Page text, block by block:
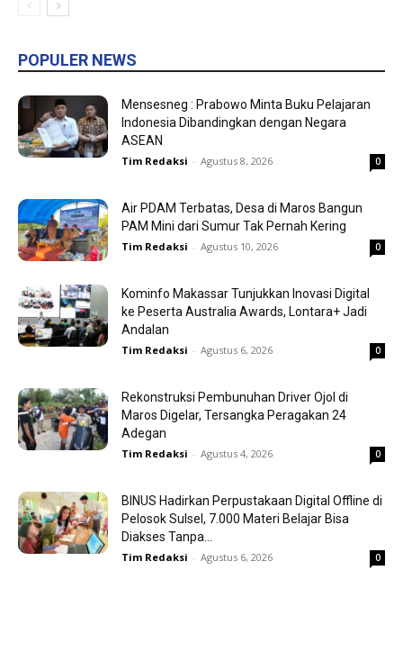
POPULER NEWS
Mensesneg : Prabowo Minta Buku Pelajaran
Indonesia Dibandingkan dengan Negara
ASEAN
Tim Redaksi - Agustus 8, 2026 0
Air PDAM Terbatas, Desa di Maros Bangun
PAM Mini dari Sumur Tak Pernah Kering
Tim Redaksi - Agustus 10, 2026 0
Kominfo Makassar Tunjukkan Inovasi Digital
ke Peserta Australia Awards, Lontara+ Jadi
Andalan
Tim Redaksi - Agustus 6, 2026 0
Rekonstruksi Pembunuhan Driver Ojol di
Maros Digelar, Tersangka Peragakan 24
Adegan
Tim Redaksi - Agustus 4, 2026 0
BINUS Hadirkan Perpustakaan Digital Offline di
Pelosok Sulsel, 7.000 Materi Belajar Bisa
Diakses Tanpa...
Tim Redaksi - Agustus 6, 2026 0